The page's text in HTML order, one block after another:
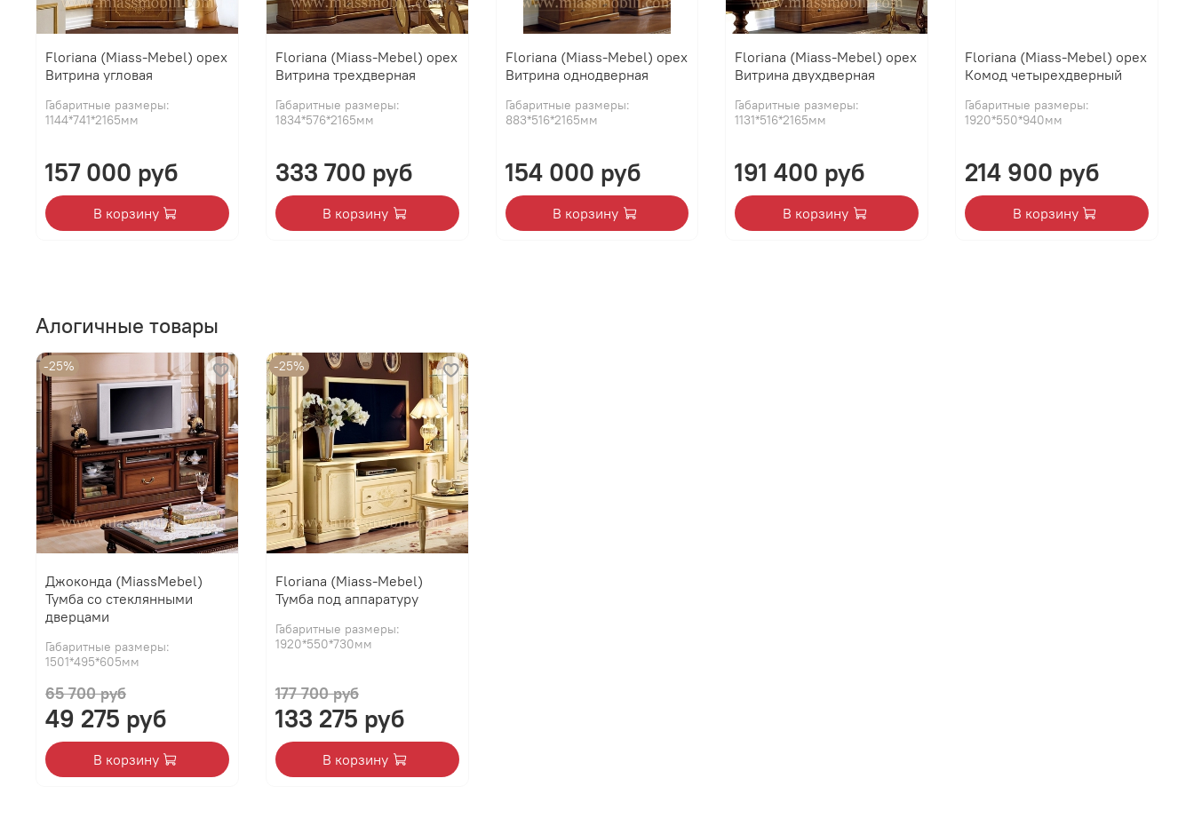
Floriana (Miass-Mebel) орех
Витрина угловая
Габаритные размеры:
1144*741*2165мм
157 000 руб
В корзину
Floriana (Miass-Mebel) орех
Витрина трехдверная
Габаритные размеры:
1834*576*2165мм
333 700 руб
В корзину
Floriana (Miass-Mebel) орех
Витрина однодверная
Габаритные размеры:
883*516*2165мм
154 000 руб
В корзину
Floriana (Miass-Mebel) орех
Витрина двухдверная
Габаритные размеры:
1131*516*2165мм
191 400 руб
В корзину
Floriana (Miass-Mebel) орех
Комод четырехдверный
Габаритные размеры:
1920*550*940мм
214 900 руб
В корзину
Алогичные товары
-25%
Джоконда (MiassMebel)
Тумба со стеклянными
дверцами
Габаритные размеры:
1501*495*605мм
65 700 руб
49 275 руб
В корзину
-25%
Floriana (Miass-Mebel)
Тумба под аппаратуру
Габаритные размеры:
1920*550*730мм
177 700 руб
133 275 руб
В корзину